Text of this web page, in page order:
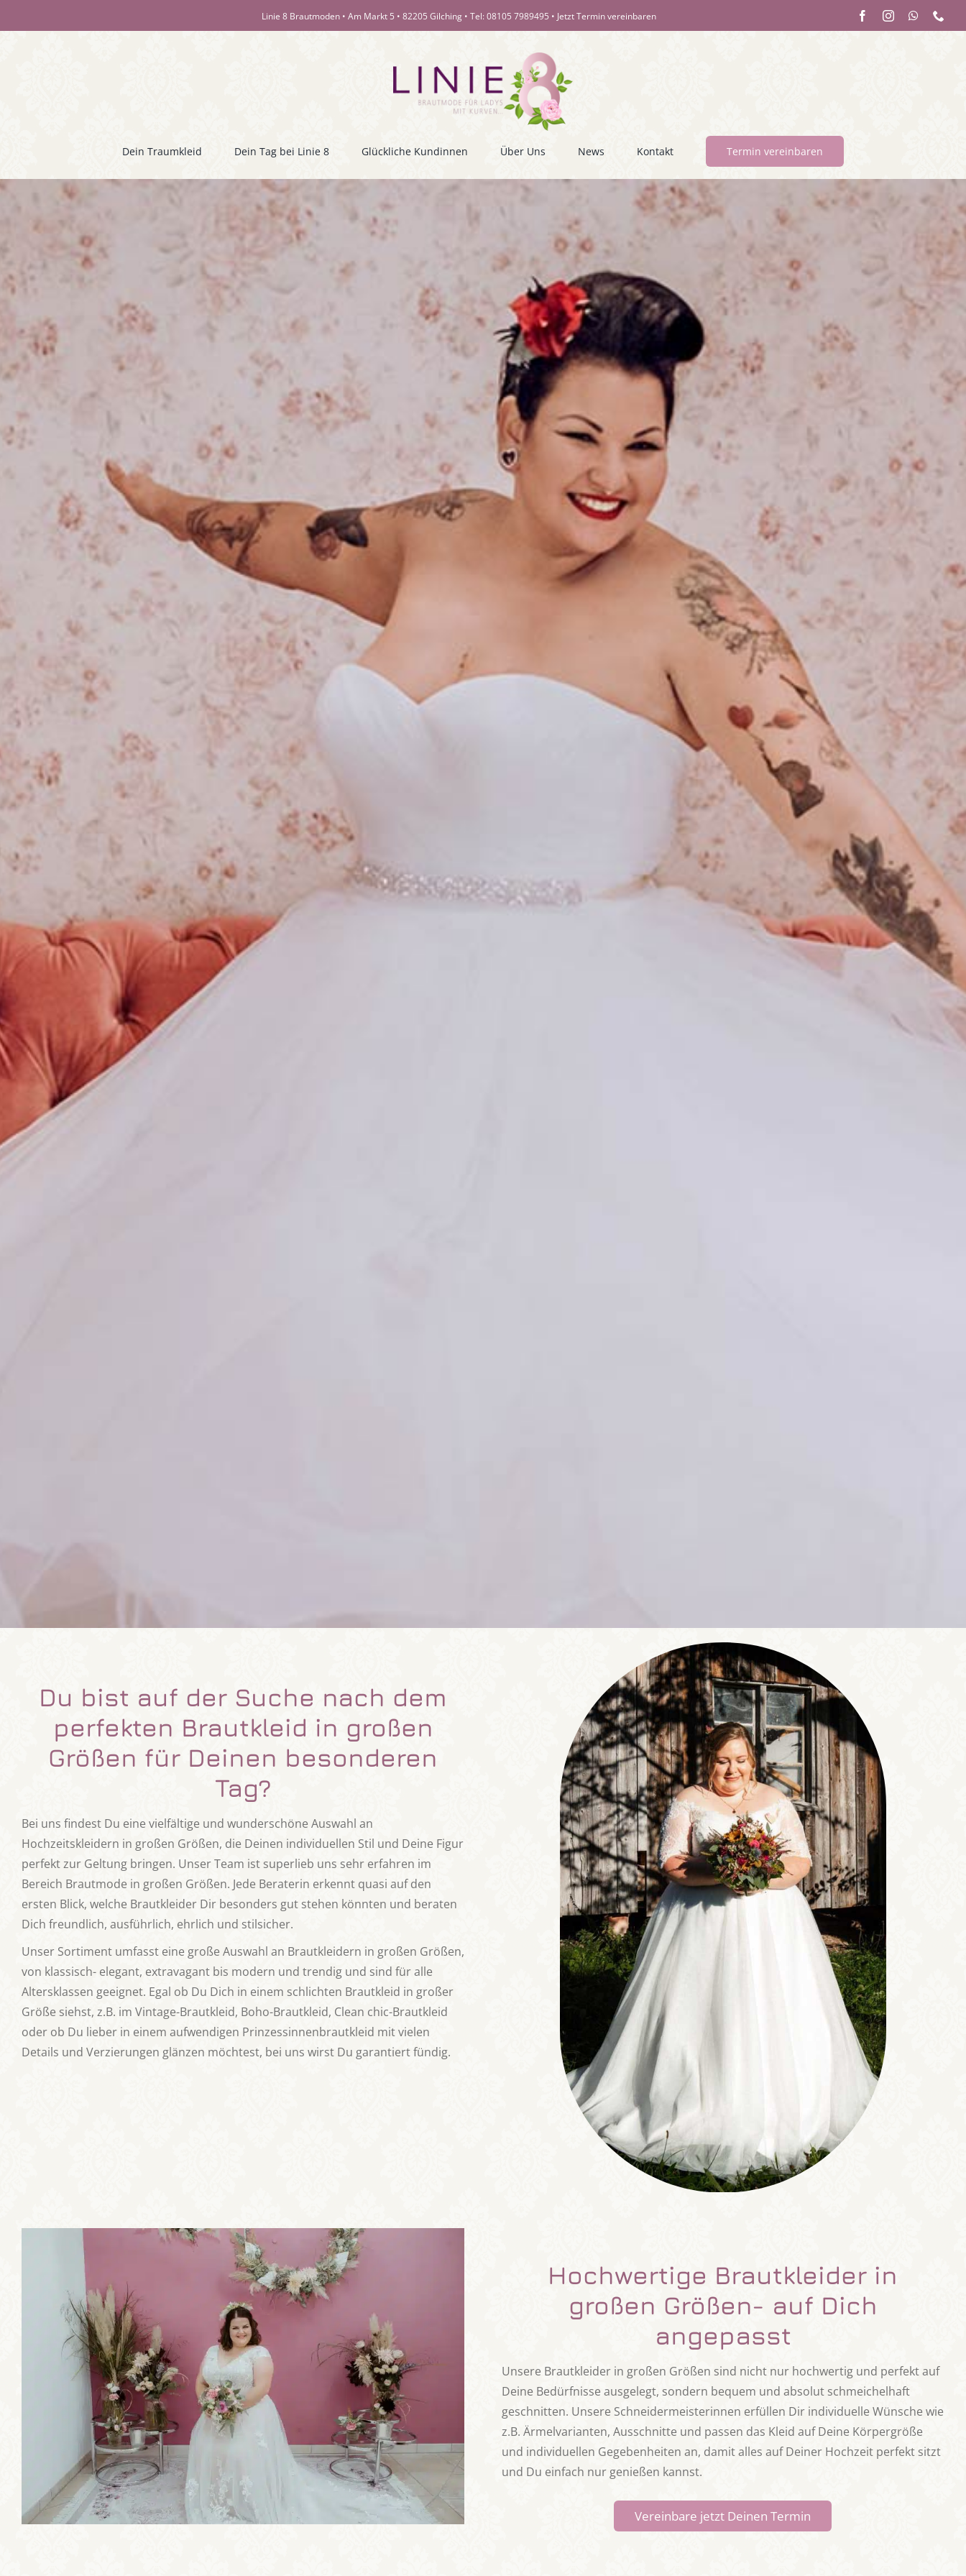
Inhalt
Linie 8 Brautmoden • Am Markt 5 • 82205 Gilching • Tel:08105 7989495 • Jetzt Termin vereinbaren
Dein Traumkleid Dein Tag bei Linie 8 Glückliche Kundinnen Über Uns News Kontakt Termin vereinbaren
Du bist auf der Suche nach dem
perfekten Brautkleid in großen
Größen für Deinen besonderen
Tag?
Bei uns findest Du eine vielfältige und wunderschöne Auswahl an
Hochzeitskleidern in großen Größen, die Deinen individuellen Stil und Deine Figur
perfekt zur Geltung bringen. Unser Team ist superlieb uns sehr erfahren im
Bereich Brautmode in großen Größen. Jede Beraterin erkennt quasi auf den
ersten Blick, welche Brautkleider Dir besonders gut stehen könnten und beraten
Dich freundlich, ausführlich, ehrlich und stilsicher.
Unser Sortiment umfasst eine große Auswahl an Brautkleidern in großen Größen,
von klassisch- elegant, extravagant bis modern und trendig und sind für alle
Altersklassen geeignet. Egal ob Du Dich in einem schlichten Brautkleid in großer
Größe siehst, z.B. im Vintage-Brautkleid, Boho-Brautkleid, Clean chic-Brautkleid
oder ob Du lieber in einem aufwendigen Prinzessinnenbrautkleid mit vielen
Details und Verzierungen glänzen möchtest, bei uns wirst Du garantiert fündig.
Hochwertige Brautkleider in
großen Größen- auf Dich
angepasst
Unsere Brautkleider in großen Größen sind nicht nur hochwertig und perfekt auf
Deine Bedürfnisse ausgelegt, sondern bequem und absolut schmeichelhaft
geschnitten. Unsere Schneidermeisterinnen erfüllen Dir individuelle Wünsche wie
z.B. Ärmelvarianten, Ausschnitte und passen das Kleid auf Deine Körpergröße
und individuellen Gegebenheiten an, damit alles auf Deiner Hochzeit perfekt sitzt
und Du einfach nur genießen kannst.
Vereinbare jetzt Deinen Termin